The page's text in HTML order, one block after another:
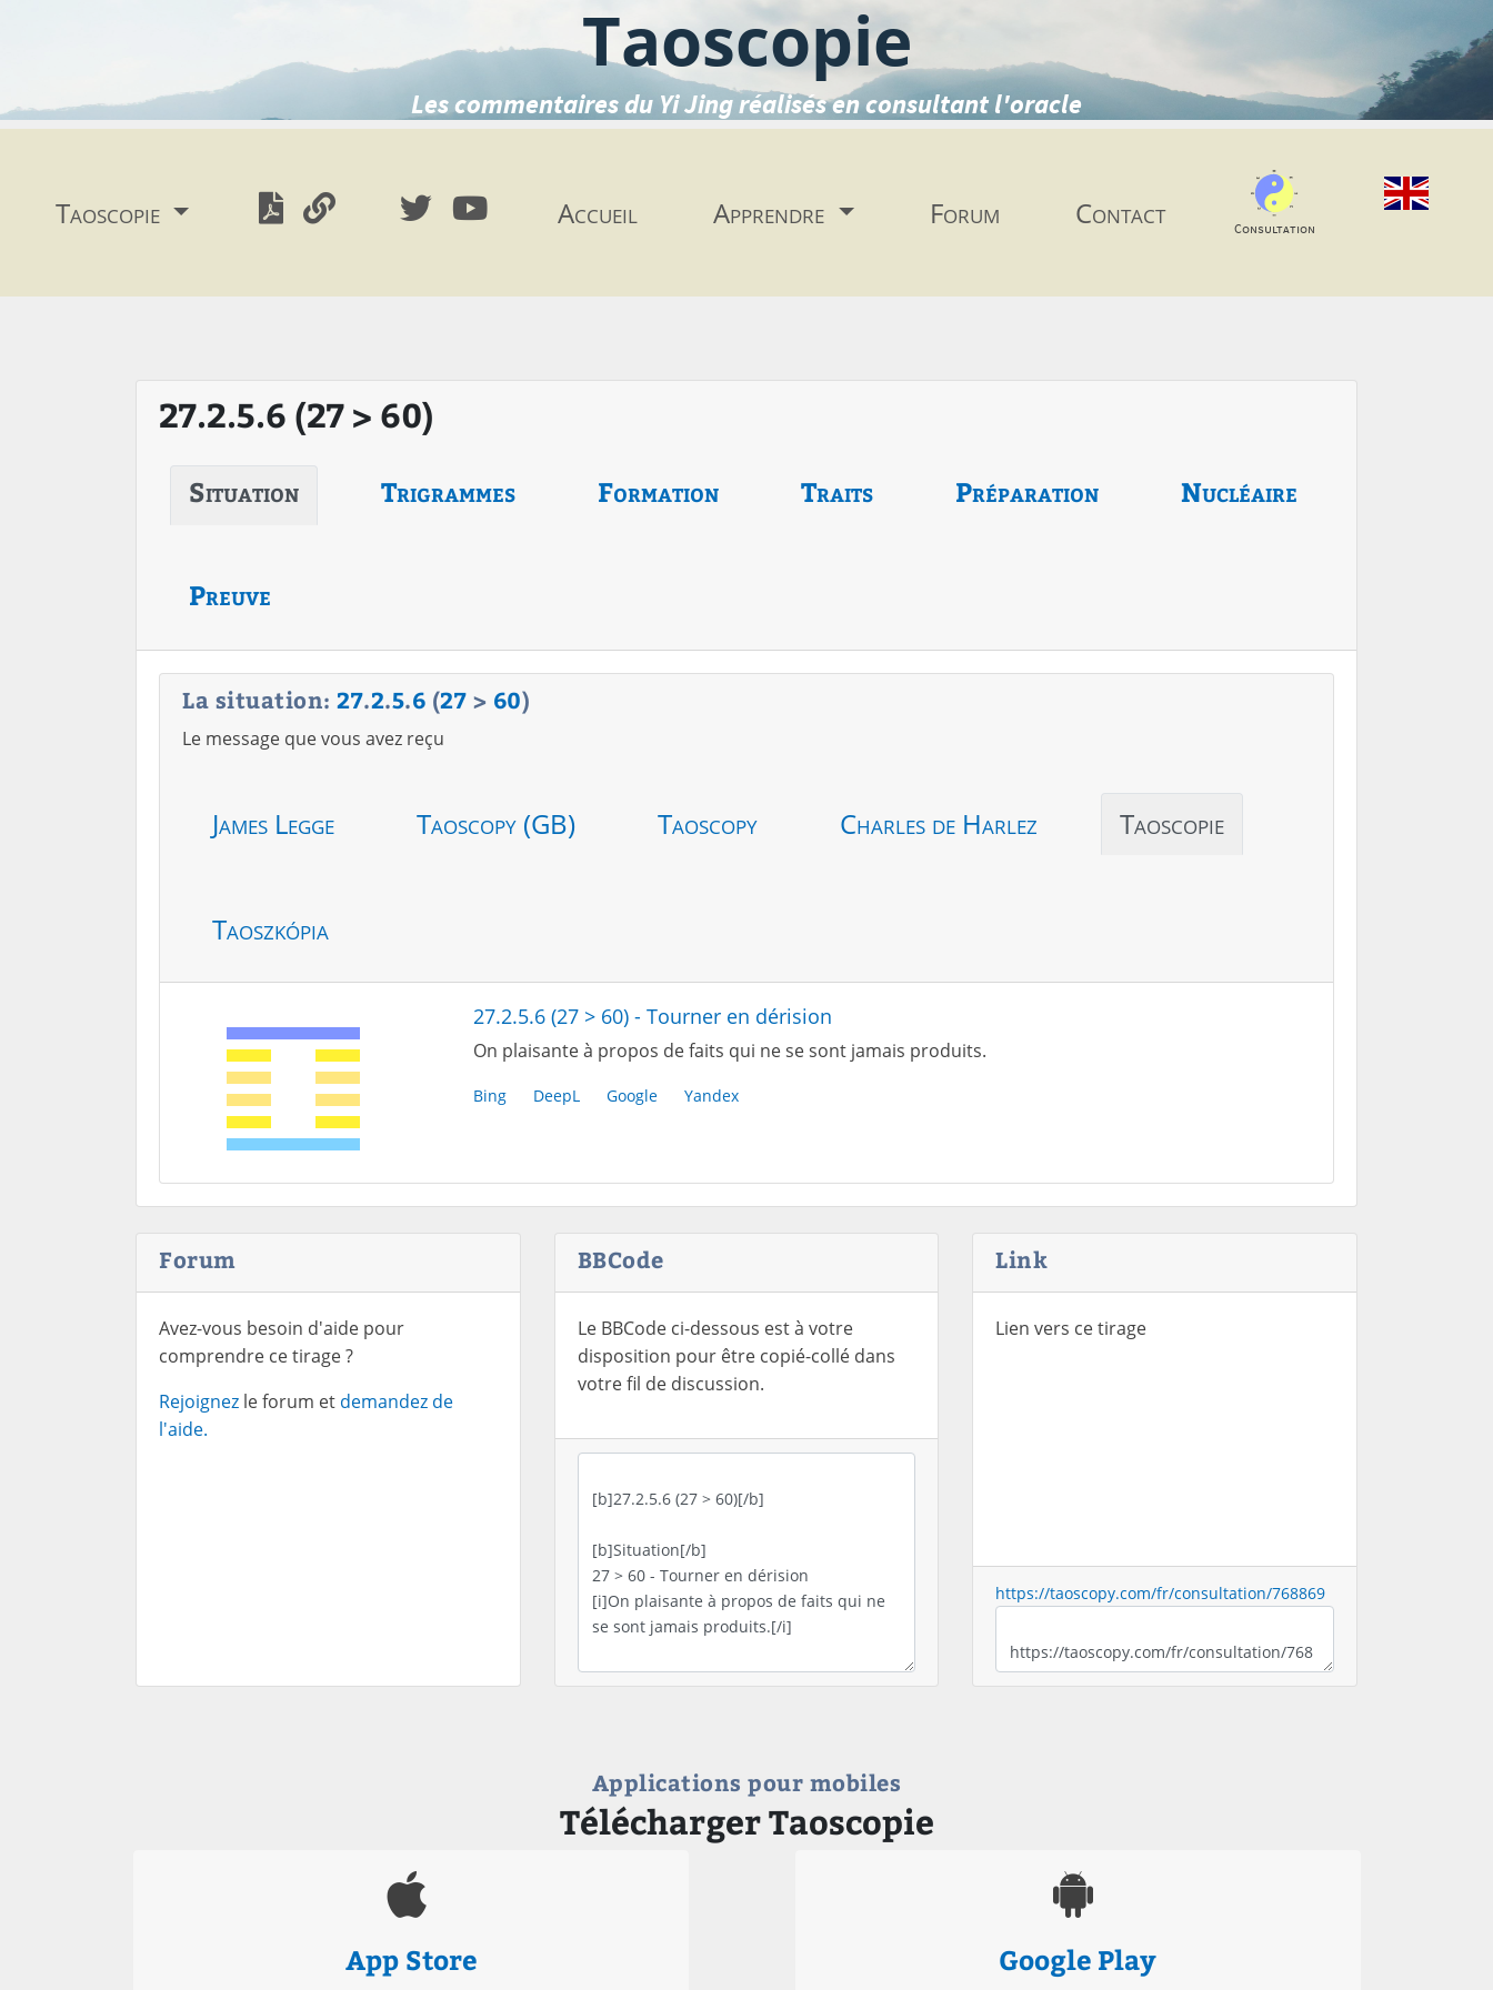
Taoscopie
Les commentaires du Yi Jing réalisés en consultant l'oracle
Taoscopie Accueil Apprendre Forum Contact Consultation
27.2.5.6 (27 > 60)
Situation Trigrammes Formation Traits Préparation Nucléaire
Preuve
La situation: 27.2.5.6 (27 > 60)
Le message que vous avez reçu
James Legge Taoscopy (GB) Taoscopy Charles de Harlez Taoscopie
Taoszkópia
27.2.5.6 (27 > 60) - Tourner en dérision
On plaisante à propos de faits qui ne se sont jamais produits.
Bing DeepL Google Yandex
Forum
Avez-vous besoin d'aide pour
comprendre ce tirage ?
Rejoignez le forum et demandez de
l'aide.
BBCode
Le BBCode ci-dessous est à votre
disposition pour être copié-collé dans
votre fil de discussion.
Link
Lien vers ce tirage
https://taoscopy.com/fr/consultation/768869
Applications pour mobiles
Télécharger Taoscopie
App Store Google Play